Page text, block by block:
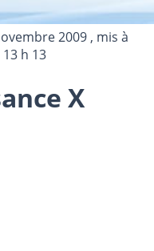
2009 , mis à
h 13
X